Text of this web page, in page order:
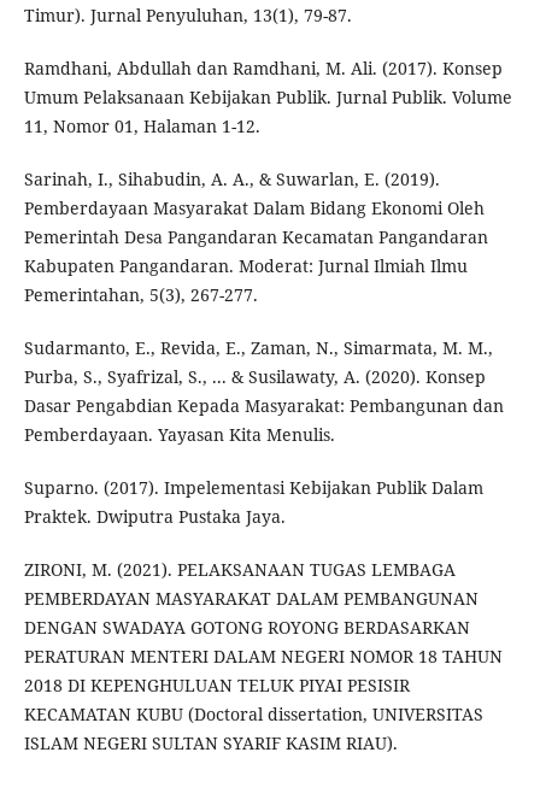
Timur). Jurnal Penyuluhan, 13(1), 79-87.
Ramdhani, Abdullah dan Ramdhani, M. Ali. (2017). Konsep
Umum Pelaksanaan Kebijakan Publik. Jurnal Publik. Volume
11, Nomor 01, Halaman 1-12.
Sarinah, I., Sihabudin, A. A., & Suwarlan, E. (2019).
Pemberdayaan Masyarakat Dalam Bidang Ekonomi Oleh
Pemerintah Desa Pangandaran Kecamatan Pangandaran
Kabupaten Pangandaran. Moderat: Jurnal Ilmiah Ilmu
Pemerintahan, 5(3), 267-277.
Sudarmanto, E., Revida, E., Zaman, N., Simarmata, M. M.,
Purba, S., Syafrizal, S., ... & Susilawaty, A. (2020). Konsep
Dasar Pengabdian Kepada Masyarakat: Pembangunan dan
Pemberdayaan. Yayasan Kita Menulis.
Suparno. (2017). Impelementasi Kebijakan Publik Dalam
Praktek. Dwiputra Pustaka Jaya.
ZIRONI, M. (2021). PELAKSANAAN TUGAS LEMBAGA
PEMBERDAYAN MASYARAKAT DALAM PEMBANGUNAN
DENGAN SWADAYA GOTONG ROYONG BERDASARKAN
PERATURAN MENTERI DALAM NEGERI NOMOR 18 TAHUN
2018 DI KEPENGHULUAN TELUK PIYAI PESISIR
KECAMATAN KUBU (Doctoral dissertation, UNIVERSITAS
ISLAM NEGERI SULTAN SYARIF KASIM RIAU).